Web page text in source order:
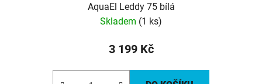
AquaEl Leddy 75 bílá
Skladem (1 ks)
3 199 Kč